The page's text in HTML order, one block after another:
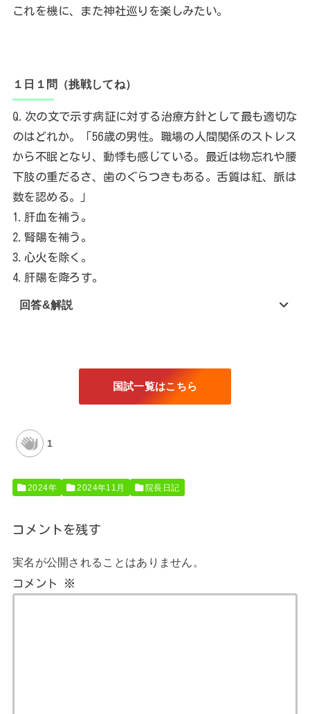
これを機に、また神社巡りを楽しみたい。
１日１問（挑戦してね）
Q.次の文で示す病証に対する治療方針として最も適切な
のはどれか。「56歳の男性。職場の人間関係のストレス
から不眠となり、動悸も感じている。最近は物忘れや腰
下肢の重だるさ、歯のぐらつきもある。舌質は紅、脈は
数を認める。」
1.肝血を補う。
2.腎陽を補う。
3.心火を除く。
4.肝陽を降ろす。
回答&解説
国試一覧はこちら
1
2024年 2024年11月 院長日記
コメントを残す
実名が公開されることはありません。
コメント ※